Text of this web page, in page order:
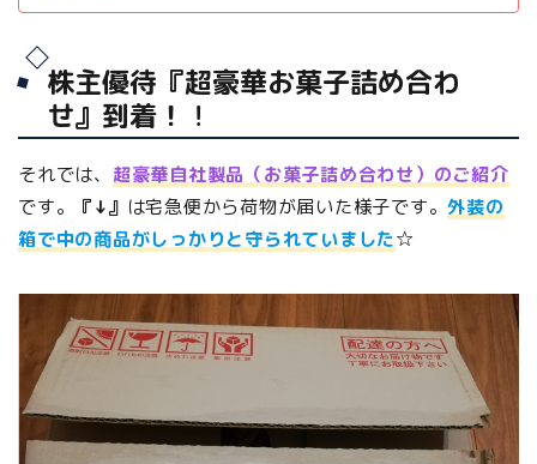
株主優待『超豪華お菓子詰め合わ
せ』到着！ ！
それでは、 超豪華自社製品（お菓子詰め合わせ）のご紹介
です。
『↓』 は宅急便から荷物が届いた様子です。外装の
箱で中の商品がしっかりと守られていました☆